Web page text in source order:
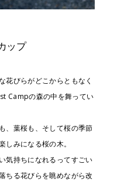
ップ
花びらがどこからともなく
Campの森の中を舞ってい
、葉桜も、そして桜の季節
しみになる桜の木。
気持ちになれるってすごい
ちる花びらを眺めながら改